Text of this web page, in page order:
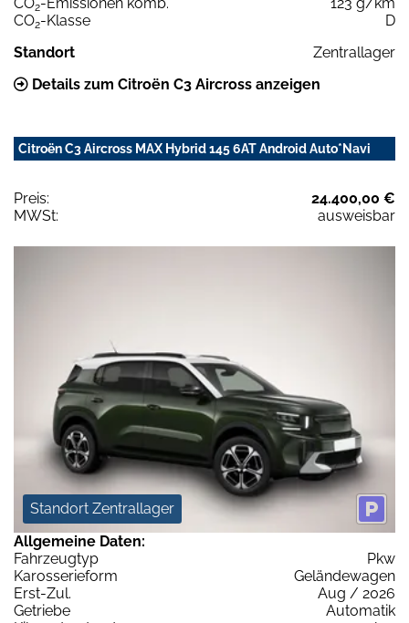
2
CO2-Klasse
D
Standort
Zentrallager
Details zum Citroën C3 Aircross anzeigen
Citroën C3 Aircross MAX Hybrid 145 6AT Android Auto*Navi
Preis:
24.400,00 €
MWSt:
ausweisbar
Standort Zentrallager
Allgemeine Daten:
Fahrzeugtyp
Pkw
Karosserieform
Geländewagen
Erst-Zul.
Aug / 2026
Getriebe
Automatik